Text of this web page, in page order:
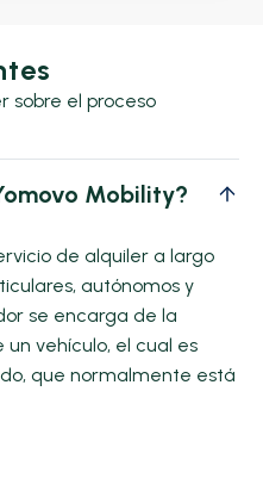
sobre el proceso
Mobility?
de alquiler a largo
autónomos y
se encarga de la
vehículo, el cual es
que normalmente está